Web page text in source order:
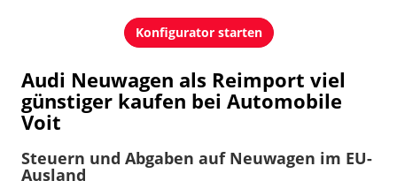
Konfigurator starten
Audi Neuwagen als Reimport viel
günstiger kaufen bei Automobile
Voit
Steuern und Abgaben auf Neuwagen im EU-
Ausland